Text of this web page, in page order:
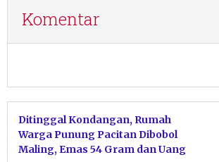
Komentar
Ditinggal Kondangan, Rumah
Warga Punung Pacitan Dibobol
Maling, Emas 54 Gram dan Uang